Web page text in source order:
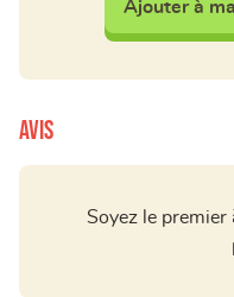
Ajouter à
Avis
Soyez le premier